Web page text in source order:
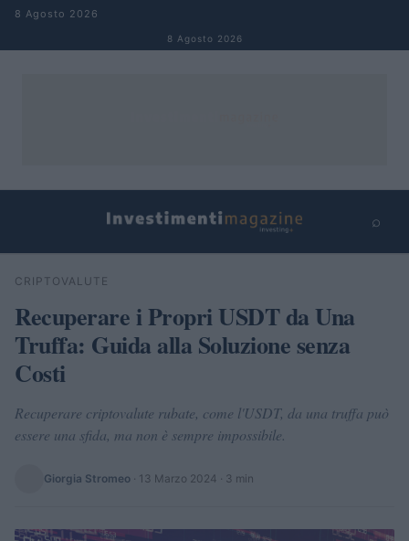
Salta al contenuto
8 Agosto 2026
8 Agosto 2026
⌕
Cerca
CRIPTOVALUTE
Recuperare i Propri USDT da Una
Truffa: Guida alla Soluzione senza
Costi
Recuperare criptovalute rubate, come l'USDT, da una truffa può
essere una sfida, ma non è sempre impossibile.
Giorgia Stromeo · 13 Marzo 2024 · 3 min